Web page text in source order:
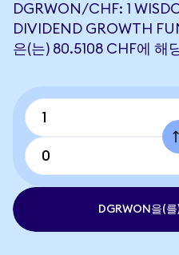
DGRWON/CHF: 1
DIVIDEND GROWTH
은(는) 80.5108 CHF에 해
DGRWON을(